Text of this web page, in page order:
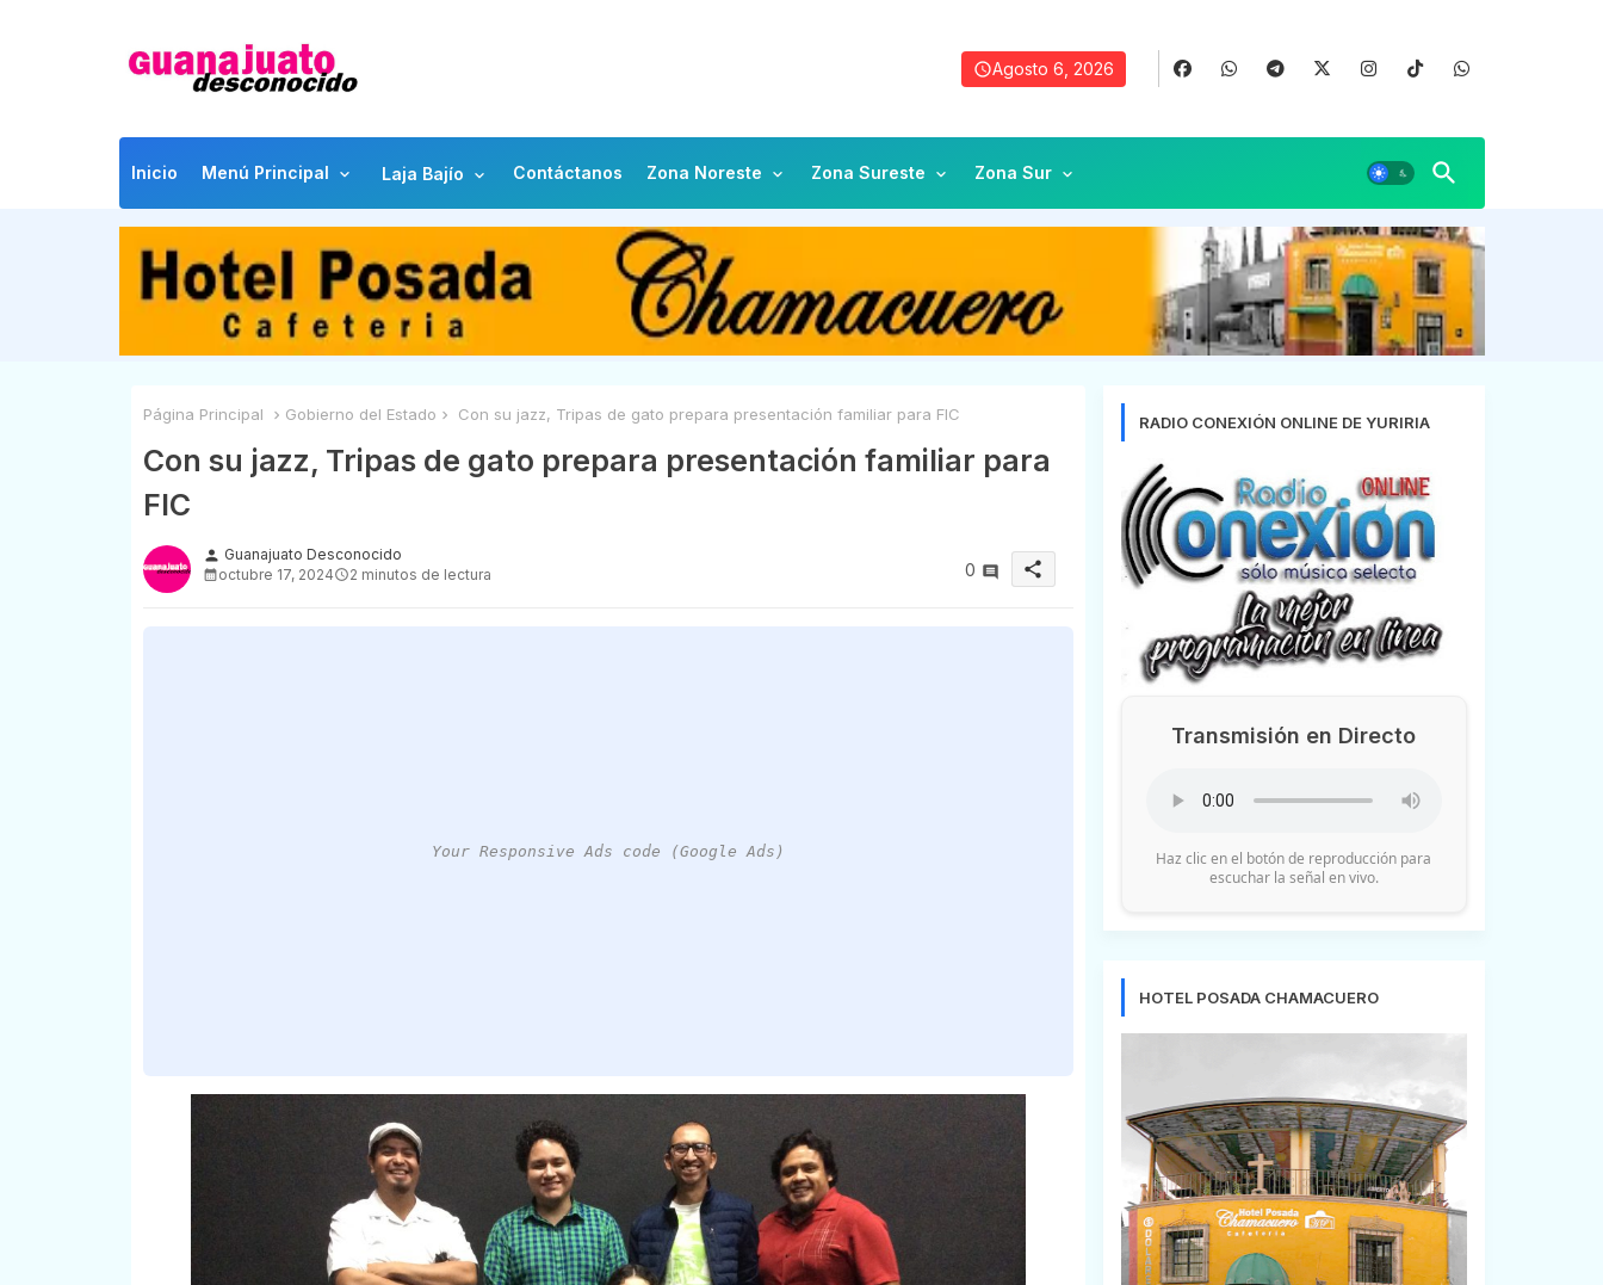
Agosto 6, 2026
Inicio Menú Principal Laja Bajío Contáctanos Zona Noreste Zona Sureste Zona Sur
Página Principal Gobierno del Estado Con su jazz, Tripas de gato prepara presentación familiar para FIC
Con su jazz, Tripas de gato prepara presentación familiar para
FIC
person Guanajuato Desconocido
octubre 17, 2024
2 minutos de lectura 0 share
Your Responsive Ads code (Google Ads)
RADIO CONEXIÓN ONLINE DE YURIRIA
Transmisión en Directo
Haz clic en el botón de reproducción para
escuchar la señal en vivo.
HOTEL POSADA CHAMACUERO